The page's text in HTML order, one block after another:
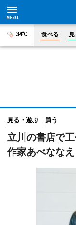
34°C 食べる
見る・遊ぶ 買う
立川の書店で
作家あべなな